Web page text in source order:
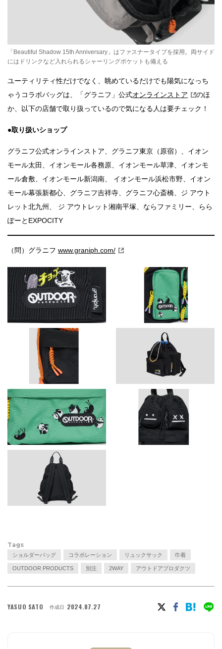
「Beautiful Shadow 15th Anniversary」はファスナータイプを採用。両サイド
にはドリンクなど入れられるシャーリングポケットも備える
ユーティリティ性だけでなく、眺めているだけでも陽気になっち
ゃうコラボバッグは、「グラニフ」公式オンラインストア
のほ
か、以下の店舗で取り扱っているので気になる人は要チェック！
●取り扱いショップ
グラニフ公式オンラインストア、グラニフ東京（原宿）、イオン
モール太田、イオンモール各務原、イオンモール草津、イオンモ
ール倉敷、イオンモール新潟南、 イオンモール浜松市野、イオン
モール幕張新都心、グラニフ吉祥寺、グラニフ心斎橋、ジ アウト
レット北九州、 ジ アウトレット湘南平塚、ならファミリー、らら
ぽーとEXPOCITY
（問）グラニフ www.graniph.com/
Tags
ショルダーバッグ コラボレーション リュックサック 巾着
OUTDOOR PRODUCTS 別注 2WAY アウトドアプロダクツ
YASUO SATO 作成日 2024.07.27